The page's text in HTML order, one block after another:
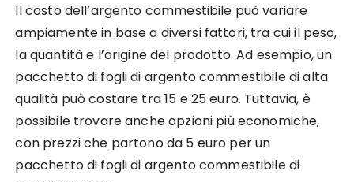
Il costo dell’argento commestibile può variare
ampiamente in base a diversi fattori, tra cui il peso,
la quantità e l’origine del prodotto. Ad esempio, un
pacchetto di fogli di argento commestibile di alta
qualità può costare tra 15 e 25 euro. Tuttavia, è
possibile trovare anche opzioni più economiche,
con prezzi che partono da 5 euro per un
pacchetto di fogli di argento commestibile di